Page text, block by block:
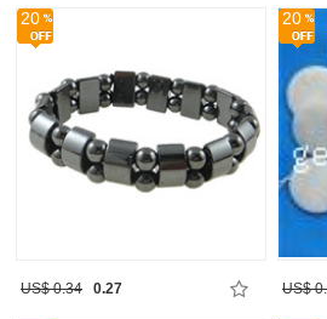
20
US$ 0.34 0.27
20
US$